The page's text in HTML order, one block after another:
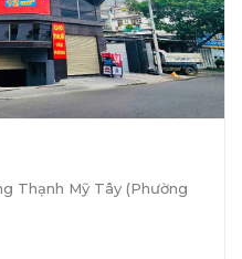
Thạnh Mỹ Tây (Phường